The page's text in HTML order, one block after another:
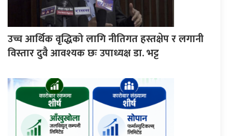
उच्च आर्थिक वृद्धिको लागि नीतिगत हस्तक्षेप र लगानी
विस्तार दुवै आवश्यक छः उपाध्यक्ष डा. भट्ट